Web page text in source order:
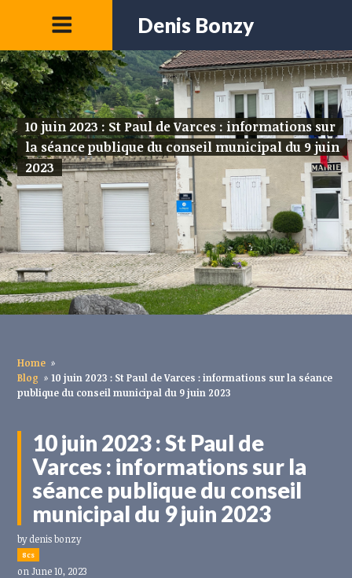
Denis Bonzy
10 juin 2023 : St Paul de Varces : informations sur
la séance publique du conseil municipal du 9 juin
2023
Home »
Blog » 10 juin 2023 : St Paul de Varces : informations sur la séance
publique du conseil municipal du 9 juin 2023
10 juin 2023 : St Paul de
Varces : informations sur la
séance publique du conseil
municipal du 9 juin 2023
bydenis bonzy
8cs
on June 10, 2023